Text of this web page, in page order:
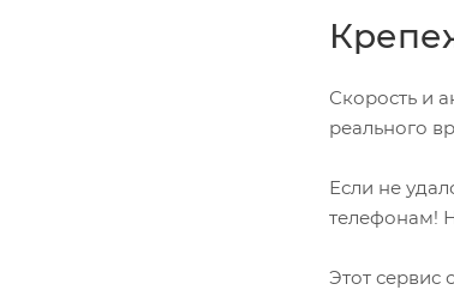
Скорость и
реального
Если не
телефонам!
Этот сервис